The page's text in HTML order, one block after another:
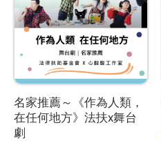
名家推薦～《作為人類，
在任何地方》法扶x舞台
劇